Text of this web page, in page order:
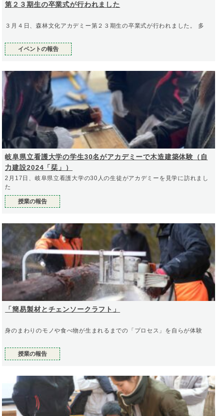
第２３期生の卒業式が行われました
３月４日、森林文化アカデミー第２３期生の卒業式が行われました。 多
イベントの報告
岐阜県立看護大学の学生30名がアカデミーで木造建築体験（自
力建設2024「栞」）
2月17日、岐阜県立看護大学の30人の生徒がアカデミーを見学に訪れまし
た
授業の報告
「簡易製材とチェンソークラフト」
身のまわりのモノや食べ物が生まれるまでの「プロセス」を自らが体験
授業の報告